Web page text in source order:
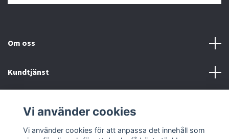
Om oss
Kundtjänst
Sociala medier
Vi använder cookies
Vi använder cookies för att anpassa det innehåll som